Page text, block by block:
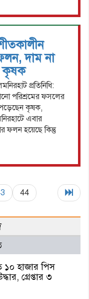
দাম না
কৃষক
প্রতিনিধি:
পরিশ্রমের ফসলের
পড়েছেন কৃষক,
এবার
ফলন হয়েছে কিন্তু
44
১০ হাজার পিস
গ্রেপ্তার ৩